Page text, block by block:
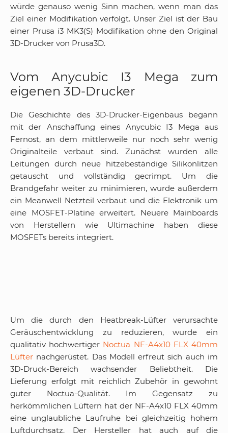
würde genauso wenig Sinn machen, wenn man das
Ziel einer Modifikation verfolgt. Unser Ziel ist der Bau
einer Prusa i3 MK3(S) Modifikation ohne den Original
3D-Drucker von Prusa3D.
Vom Anycubic I3 Mega zum
eigenen 3D-Drucker
Die Geschichte des 3D-Drucker-Eigenbaus begann
mit der Anschaffung eines Anycubic I3 Mega aus
Fernost, an dem mittlerweile nur noch sehr wenig
Originalteile verbaut sind. Zunächst wurden alle
Leitungen durch neue hitzebeständige Silikonlitzen
getauscht und vollständig gecrimpt. Um die
Brandgefahr weiter zu minimieren, wurde außerdem
ein Meanwell Netzteil verbaut und die Elektronik um
eine MOSFET-Platine erweitert. Neuere Mainboards
von Herstellern wie Ultimachine haben diese
MOSFETs bereits integriert.
Um die durch den Heatbreak-Lüfter verursachte
Geräuschentwicklung zu reduzieren, wurde ein
qualitativ hochwertiger Noctua NF-A4x10 FLX 40mm
Lüfter nachgerüstet. Das Modell erfreut sich auch im
3D-Druck-Bereich wachsender Beliebtheit. Die
Lieferung erfolgt mit reichlich Zubehör in gewohnt
guter Noctua-Qualität. Im Gegensatz zu
herkömmlichen Lüftern hat der NF-A4x10 FLX 40mm
eine unglaubliche Laufruhe bei gleichzeitig hohem
Luftdurchsatz. Der Hersteller hat auch auf die